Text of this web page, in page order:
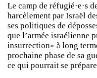
Le camp de réfugié·e·s
harcèlement par Israël
ses politiques de
que l’armée israélienne
insurrection» à long
prochaine phase de sa
ce qui pourrait se